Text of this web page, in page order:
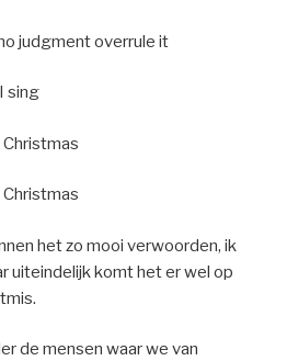
judgment overrule it
sing
het zo mooi verwoorden, ik
uiteindelijk komt het er wel op
de mensen waar we van